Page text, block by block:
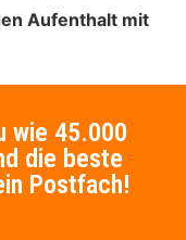
Aufenthalt mit
wie 45.000
die beste
Postfach!